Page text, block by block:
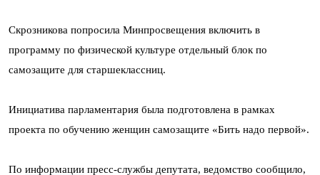
Скрозникова попросила Минпросвещения включить в
программу по физической культуре отдельный блок по
самозащите для старшеклассниц.
Инициатива парламентария была подготовлена в рамках
проекта по обучению женщин самозащите «Бить надо первой».
По информации пресс-службы депутата, ведомство сообщило,